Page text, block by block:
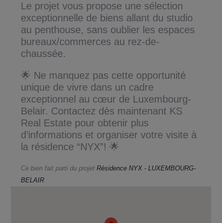
Le projet vous propose une sélection
exceptionnelle de biens allant du studio
au penthouse, sans oublier les espaces
bureaux/commerces au rez-de-
chaussée.
🌟 Ne manquez pas cette opportunité
unique de vivre dans un cadre
exceptionnel au cœur de Luxembourg-
Belair. Contactez dès maintenant KS
Real Estate pour obtenir plus
d’informations et organiser votre visite à
la résidence “NYX”! 🌟
Ce bien fait parti du projetRésidence NYX - LUXEMBOURG-
BELAIR